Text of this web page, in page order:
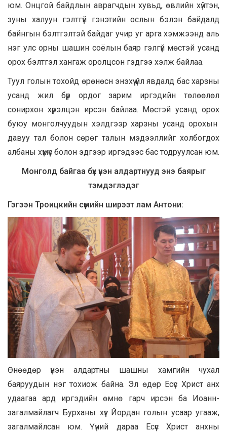
юм. Онцгой байдлын аврагчдын хувьд, өвлийн хүйтэн,
зуны халуун гэлтгүй гэнэтийн ослын бэлэн байдалд
байнгын бэлтгэлтэй байдаг учир уг арга хэмжээнд аль
нэг улс орны шашин соёлын баяр гэлгүй мөстэй усанд
орох бэлтгэл хангаж оролцсон гэдгээ хэлж байлаа.
Туул голын тохойд өрөнөсн энэхүү үйл явдалд бас харзны
усанд жил бүр ордог зарим иргэдийн төлөөлөл
сонирхон хүрэлцэн ирсэн байлаа. Мөстэй усанд орох
буюу монголчуудын хэлдгээр харзны усанд орохын
давуу тал болон сөрөг талын мэдээллийг холбогдох
албаны хүмүүс болон эдгээр иргэдээс бас тодруулсан юм.
Монголд байгаа бүх үнэн алдартнууд энэ баярыг
тэмдэглэдэг
Гэгээн Троицкийн сүмийн ширээт лам Антони:
Өнөөдөр үнэн алдартны шашны хамгийн чухал
баяруудын нэг тохиож байна. Эл өдөр Есүс Христ анх
удаагаа ард иргэдийн өмнө гарч ирсэн ба Иоанн-
загалмайлагч Бурханы хүүг Йордан голын усаар угааж,
загалмайлсан юм. Үүний дараа Есүс Христ анхны